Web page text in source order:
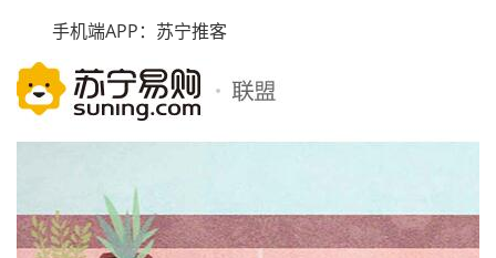
手机端APP：苏宁推客